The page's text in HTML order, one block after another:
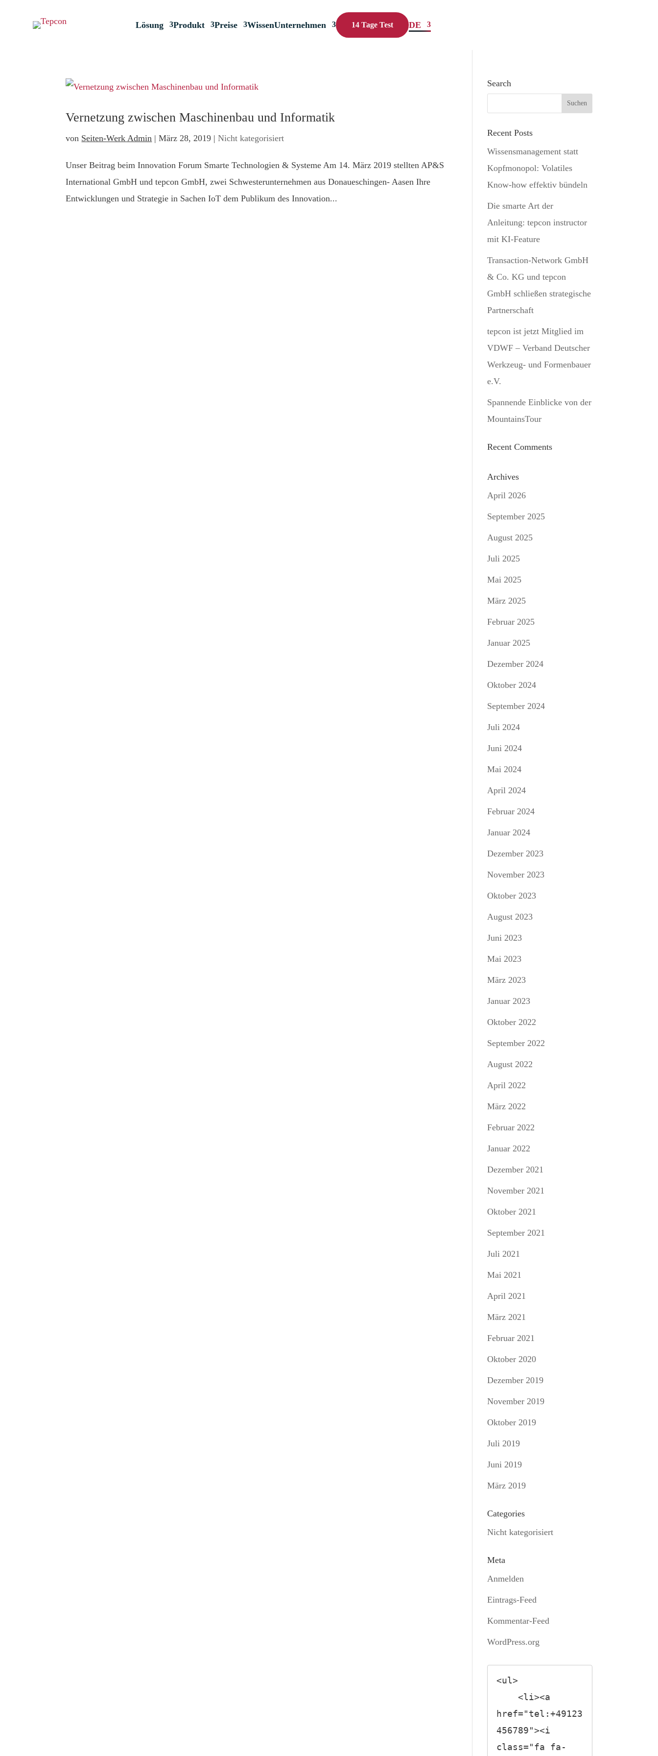
Lösung Produkt Preise WissenUnternehmen 14 Tage Test DE
Vernetzung zwischen Maschinenbau und Informatik
von Seiten-Werk Admin |März 28, 2019 |Nicht kategorisiert
Unser Beitrag beim Innovation Forum Smarte Technologien & Systeme Am 14. März 2019 stellten AP&S
International GmbH und tepcon GmbH, zwei Schwesterunternehmen aus Donaueschingen- Aasen Ihre
Entwicklungen und Strategie in Sachen IoT dem Publikum des Innovation...
Search
Recent Posts
Wissensmanagement statt
Kopfmonopol: Volatiles
Know-how effektiv bündeln
Die smarte Art der
Anleitung: tepcon instructor
mit KI-Feature
Transaction-Network GmbH
& Co. KG und tepcon
GmbH schließen strategische
Partnerschaft
tepcon ist jetzt Mitglied im
VDWF – Verband Deutscher
Werkzeug- und Formenbauer
e.V.
Spannende Einblicke von der
MountainsTour
Recent Comments
Archives
April 2026
September 2025
August 2025
Juli 2025
Mai 2025
März 2025
Februar 2025
Januar 2025
Dezember 2024
Oktober 2024
September 2024
Juli 2024
Juni 2024
Mai 2024
April 2024
Februar 2024
Januar 2024
Dezember 2023
November 2023
Oktober 2023
August 2023
Juni 2023
Mai 2023
März 2023
Januar 2023
Oktober 2022
September 2022
August 2022
April 2022
März 2022
Februar 2022
Januar 2022
Dezember 2021
November 2021
Oktober 2021
September 2021
Juli 2021
Mai 2021
April 2021
März 2021
Februar 2021
Oktober 2020
Dezember 2019
November 2019
Oktober 2019
Juli 2019
Juni 2019
März 2019
Categories
Nicht kategorisiert
Meta
Anmelden
Eintrags-Feed
Kommentar-Feed
WordPress.org
<ul>
href="tel:+49123
456789"><i
class="fa fa-